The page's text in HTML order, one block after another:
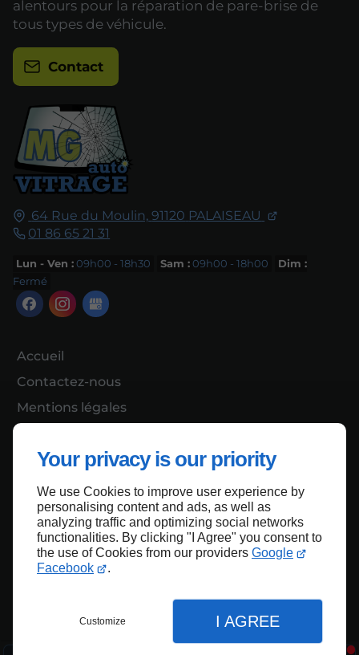
Your privacy is our priority
We use Cookies to improve user experience by
personalising content and ads, as well as
analyzing traffic and optimizing social networks
functionalities. By clicking "I Agree" you consent to
the use of Cookies from our providers Google
Facebook
.
Customize I AGREE
64 Rue du Moulin, 91120 PALAISEAU
01 86 65 21 31
Lun - Ven :09h00 - 18h30 Sam :09h00 - 18h00
Dim :
Fermé
Accueil
Contactez-nous
Mentions légales
alentours pour la réparation de pare-brise de
tous types de véhicule.
Contact
Haut de page